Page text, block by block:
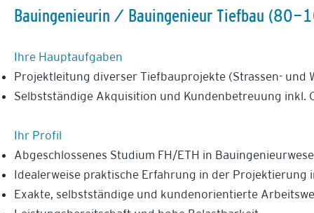
Bauingenieurin / Bauingenieur Tiefbau (80-
Ihre Hauptaufgaben
Projektleitung diverser Tiefbauprojekte (Strassen- und
Selbstständige Akquisition und Kundenbetreuung inkl.
Ihr Profil
Abgeschlossenes Studium FH/ETH in
Idealerweise praktische Erfahrung in der Projektierung
Exakte, selbstständige und kundenorientierte